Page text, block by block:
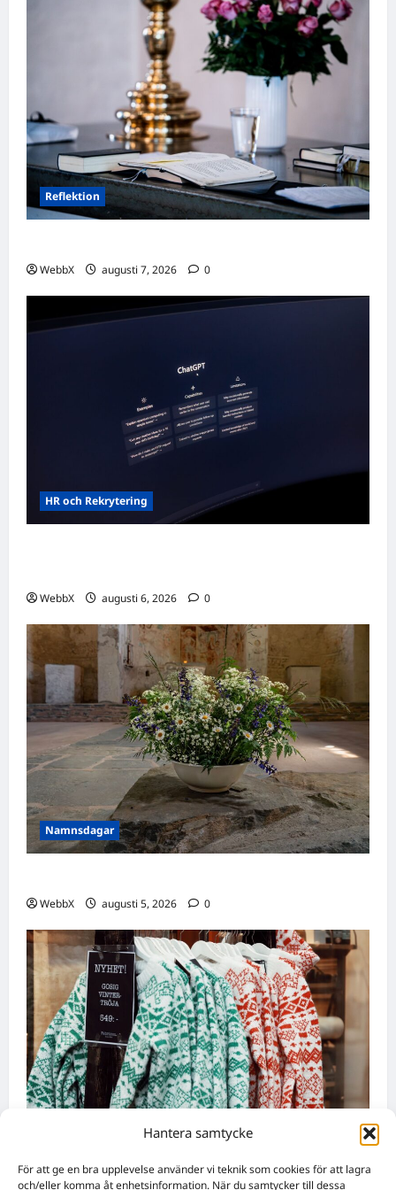
Hantera samtycke
För att ge en bra upplevelse använder vi teknik som cookies för att lagra
och/eller komma åt enhetsinformation. När du samtycker till dessa
Reflektion
WebbX augusti 7, 2026 0
HR och Rekrytering
WebbX augusti 6, 2026 0
Namnsdagar
WebbX augusti 5, 2026 0
Födda den 4 augusti: Astrologiska insikter